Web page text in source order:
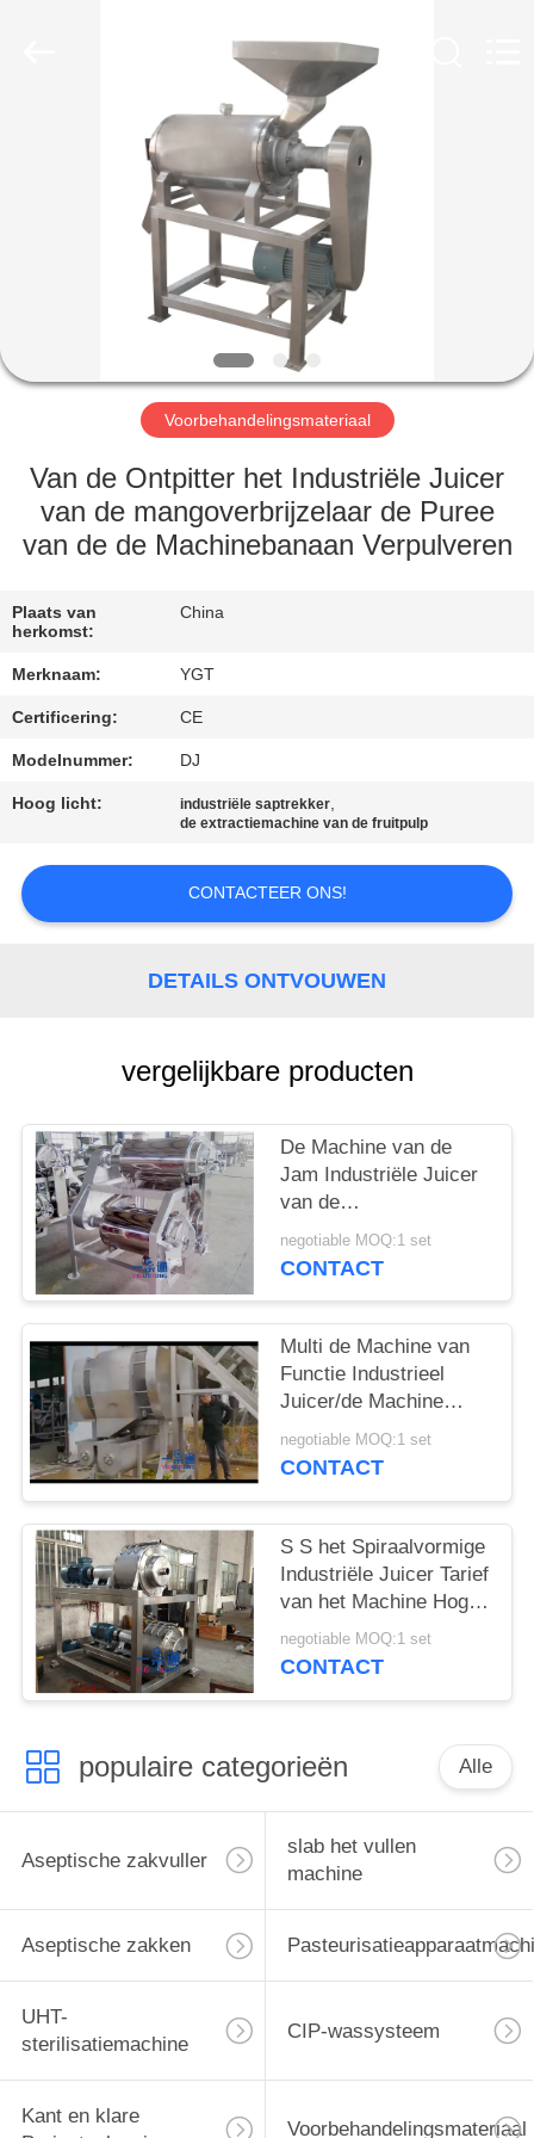
PRODUCTEN
VR-
SHOW
ONGEVEER
ONS
CONTACTEER
ONS
GEVALLEN
SITEMAP
PRIVACY
Voorbehandelingsmateriaal
Van de Ontpitter het Industriële Juicer
van de mangoverbrijzelaar de Puree
van de de Machinebanaan Verpulveren
Plaats van
herkomst:
China
Merknaam: YGT
Certificering: CE
Modelnummer: DJ
Hoog licht: industriële saptrekker,
de extractiemachine van de fruitpulp
CONTACTEER ONS!
DETAILS ONTVOUWEN
vergelijkbare producten
De Machine van de
Jam Industriële Juicer
van de
tomatensausaardbei/Apple-
Verbrijzelaarsmachine
negotiable MOQ:1 set
CONTACT
Multi de Machine van
Functie Industrieel
Juicer/de Machine
Horizontaal Vast Mes
van het
negotiable MOQ:1 set
CONTACT
S S het Spiraalvormige
Industriële Juicer Tarief
van het Machine Hoge
Sap voor
Tomaten/Gember
negotiable MOQ:1 set
CONTACT
populaire categorieën Alle
Aseptische zakvuller
slab het vullen
machine
Aseptische zakken
UHT-
sterilisatiemachine
CIP-wassysteem
Kant en klare
Voorbehandelingsmateriaal